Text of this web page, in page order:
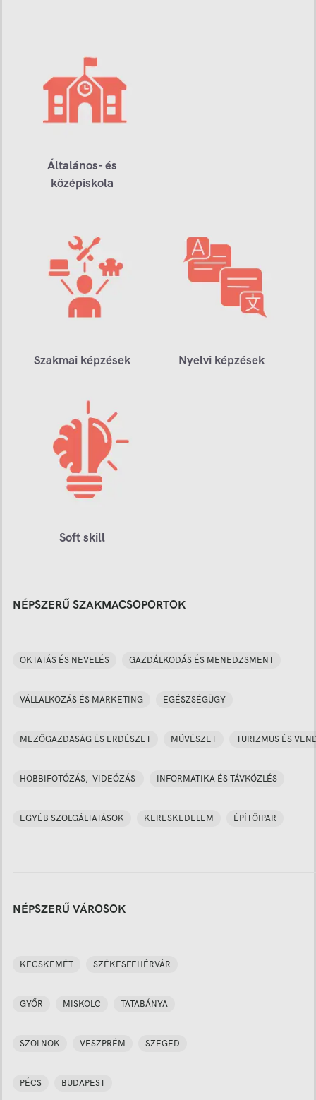
Általános- és
középiskola
Szakmai képzések Nyelvi képzések
Soft skill
NÉPSZERŰ SZAKMACSOPORTOK
OKTATÁS ÉS NEVELÉS GAZDÁLKODÁS ÉS MENEDZSMENT
VÁLLALKOZÁS ÉS MARKETING EGÉSZSÉGÜGY
MEZŐGAZDASÁG ÉS ERDÉSZET MŰVÉSZET TURIZMUS ÉS
HOBBIFOTÓZÁS, -VIDEÓZÁS INFORMATIKA ÉS TÁVKÖZLÉS
EGYÉB SZOLGÁLTATÁSOK KERESKEDELEM ÉPÍTŐIPAR
NÉPSZERŰ VÁROSOK
KECSKEMÉT SZÉKESFEHÉRVÁR
GYŐR MISKOLC TATABÁNYA
SZOLNOK VESZPRÉM SZEGED
PÉCS BUDAPEST